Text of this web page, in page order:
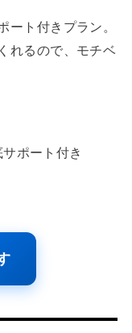
ート付きプラン。
れるので、モチベ
ポート付き